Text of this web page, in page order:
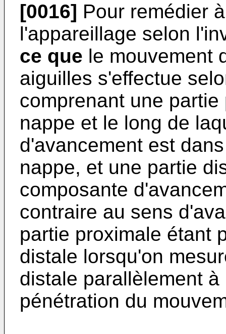
[0016] Pour remédier
l'appareillage selon
ce que le mouvement
aiguilles s'effectue
comprenant une
nappe et le long de
d'avancement est
nappe, et une partie
composante
contraire au sens
partie proximale étant
distale lorsqu'on
distale parallèlement
pénétration du